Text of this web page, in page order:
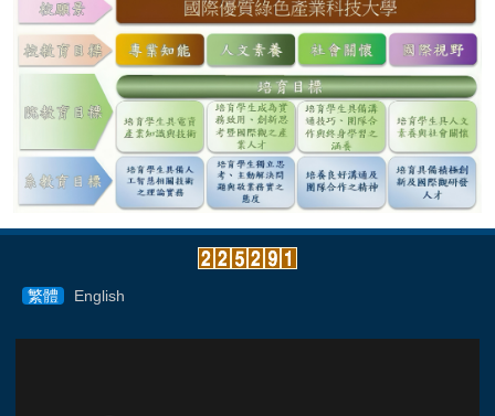
繁體 English